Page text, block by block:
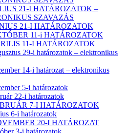
21-I HATÁROZATOK –
SZAVAZÁS
21-I HATÁROZATOK
11-i HATÁROZATOK
11-I HATÁROZATOK
29-i határozatok – elektronikus
14-i határozat – elektronikus
5-i határozatok
22-i határozatok
7-I HATÁROZATOK
6-i határozatok
20-I HATÁROZAT
3-i határozatok